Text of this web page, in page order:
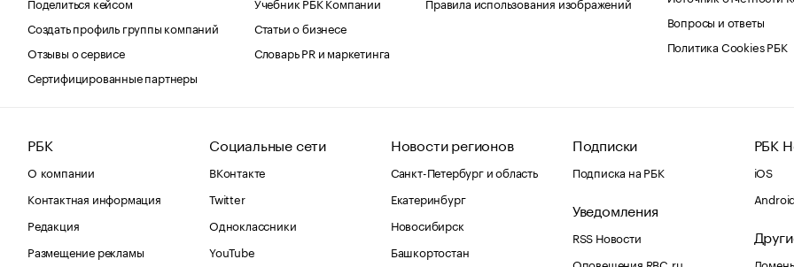
Создать профиль группы компаний
Отзывы о сервисе
Сертифицированные партнеры
Статьи о бизнесе
Словарь PR и маркетинга
Вопросы и ответы
Политика Cookies РБК
РБК
О компании
Контактная информация
Редакция
Размещение рекламы
Социальные сети
ВКонтакте
Twitter
Одноклассники
YouTube
Новости регионов
Санкт-Петербург и область
Екатеринбург
Новосибирск
Башкортостан
Подписки
Подписка на РБК
Уведомления
RSS Новости
Оповещения RBC.ru
РБК
iOS